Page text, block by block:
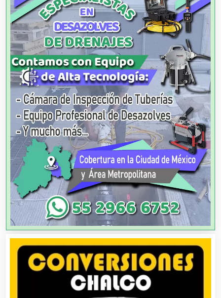
Animadores de Eventos
Aparatos y Equipos Eléctricos
Arquitectos
Artes Gráficas
Artesanías
Artículos de Oficina
Artículos de Piel
Artículos Deportivos